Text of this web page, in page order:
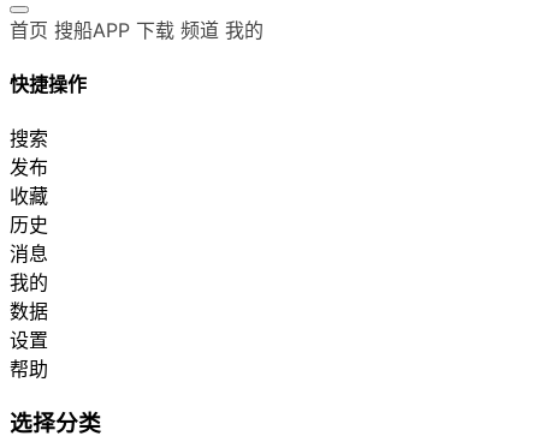
首页 搜船APP 下载 频道 我的
快捷操作
搜索
发布
收藏
历史
消息
我的
数据
设置
帮助
选择分类